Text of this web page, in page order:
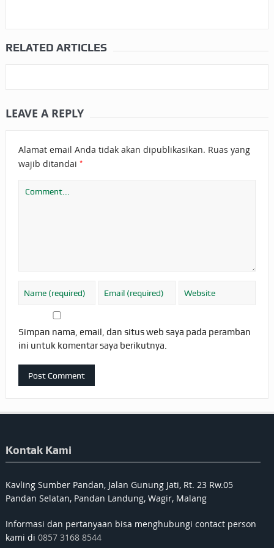
RELATED ARTICLES
LEAVE A REPLY
Alamat email Anda tidak akan dipublikasikan. Ruas yang
wajib ditandai *
Simpan nama, email, dan situs web saya pada peramban
ini untuk komentar saya berikutnya.
Kontak Kami
Kavling Sumber Pandan, Jalan Gunung Jati, Rt. 23 Rw.05
Pandan Selatan, Pandan Landung, Wagir, Malang
Informasi dan pertanyaan bisa menghubungi contact person
kami di 0857 3168 8544